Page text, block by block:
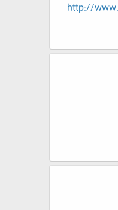
http://